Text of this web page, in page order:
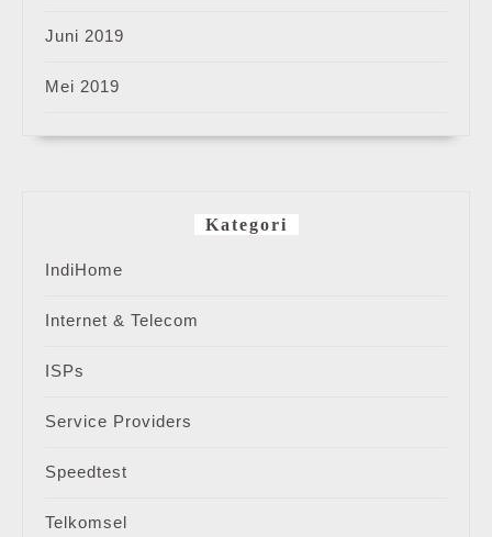
Juni 2019
Mei 2019
Kategori
IndiHome
Internet & Telecom
ISPs
Service Providers
Speedtest
Telkomsel